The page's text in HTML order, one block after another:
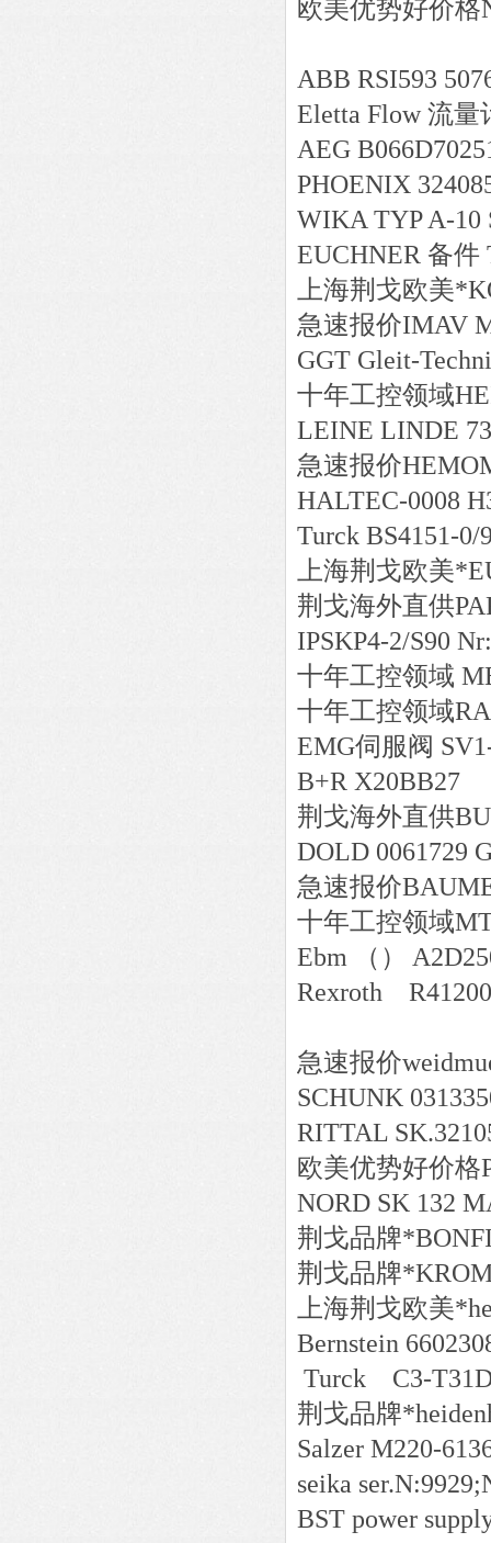
欧美优势好价格
ABB RSI593
Eletta Flow 流量
AEG
PHOENIX
WIKA TYP A-10
EUCHNER 备件
上海荆戈欧美*
急速报价IMAV
GGT Gleit-
十年工控领域
LEINE LINDE
急速报价
HALTEC-0008
Turck BS4151-0/
上海荆戈欧美*
荆戈海外直供
IPSKP4-2/S90
十年工控领域
十年工控领域
EMG伺服阀
B+R X20BB27
荆戈海外直供
DOLD 0061729
急速报价
十年工控领域
Ebm （）
Rexroth
急速报价
SCHUNK
RITTAL
欧美优势好价格
NORD SK 132
荆戈品牌*
荆戈品牌*
上海荆戈欧美*
Bernstein
Turck C3-
荆戈品牌*
Salzer M220-
seika
BST power